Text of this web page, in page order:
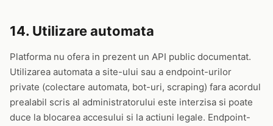
14. Utilizare automata
Platforma nu ofera in prezent un API public documentat.
Utilizarea automata a site-ului sau a endpoint-urilor
private (colectare automata, bot-uri, scraping) fara acordul
prealabil scris al administratorului este interzisa si poate
duce la blocarea accesului si la actiuni legale. Endpoint-